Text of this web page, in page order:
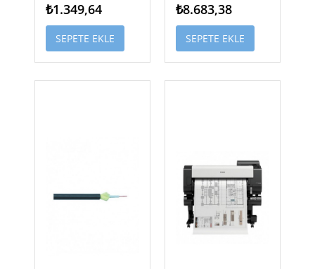
₺1.349,64
SEPETE EKLE
₺8.683,38
SEPETE EKLE